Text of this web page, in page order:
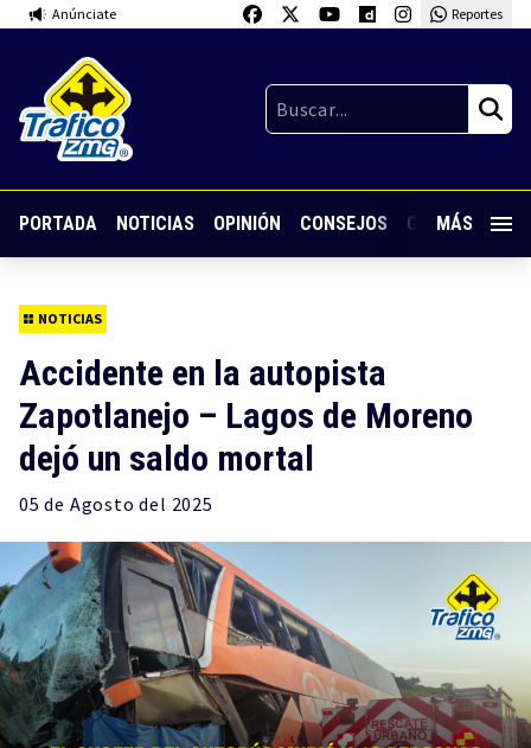
Anúnciate Reportes
PORTADA NOTICIAS OPINIÓN CONSEJOS GUARDIA
MÁS
NOTICIAS
Accidente en la autopista
Zapotlanejo – Lagos de Moreno
dejó un saldo mortal
05 de Agosto del 2025